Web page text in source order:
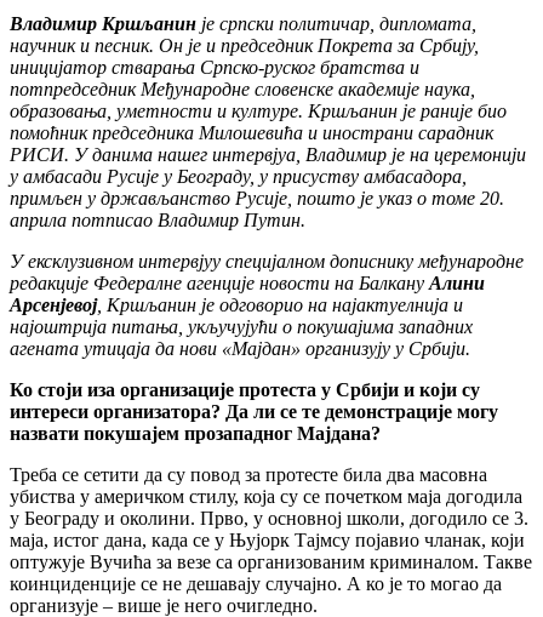
Link
Share
Владимир Кршљанин је српски политичар, дипломата,
научник и песник. Он је и председник Покрета за Србију,
иницијатор стварања Српско-руског братства и
потпредседник Међународне словенске академије наука,
образовања, уметности и културе. Кршљанин је раније био
помоћник председника Милошевића и инострани сарадник
РИСИ. У данима нашег интервјуа, Владимир је на церемонији
у амбасади Русије у Београду, у присуству амбасадора,
примљен у држављанство Русије, пошто је указ о томе 20.
априла потписао Владимир Путин.
У ексклузивном интервјуу специјалном дописнику међународне
редакције Федералне агенције новости на Балкану Алини
Арсенјевој, Кршљанин је одговорио на најактуелнија и
најоштрија питања, укључујући о покушајима западних
агената утицаја да нови «Мајдан» организују у Србији.
Ко стоји иза организације протеста у Србији и који су
интереси организатора? Да ли се те демонстрације могу
назвати покушајем прозападног Мајдана?
Треба се сетити да су повод за протесте била два масовна
убиства у америчком стилу, која су се почетком маја догодила
у Београду и околини. Прво, у основној школи, догодило се 3.
маја, истог дана, када се у Њујорк Тајмсу појавио чланак, који
оптужује Вучића за везе са организованим криминалом. Такве
коинциденције се не дешавају случајно. А ко је то могао да
организује – више је него очигледно.